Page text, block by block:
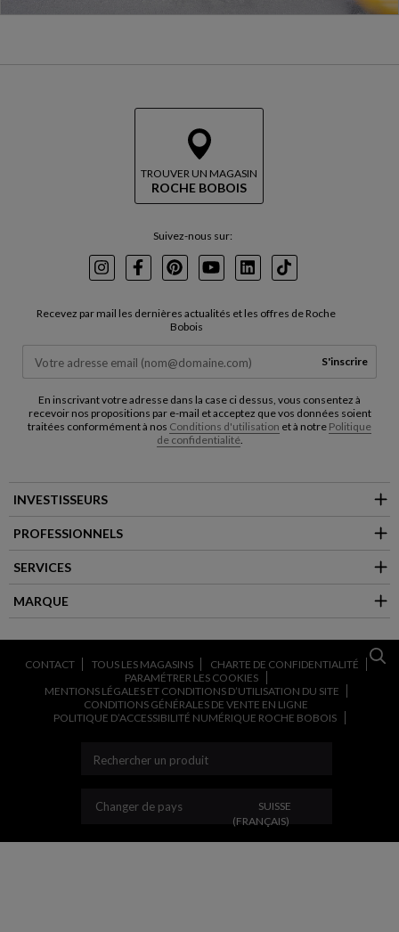
TROUVER UN MAGASIN
ROCHE BOBOIS
Suivez-nous sur:
InstagramFacebookPinterest
YoutubeLinkedInTikTok
Recevez par mail les dernières actualités et les offres de Roche
Bobois
S'inscrire
En inscrivant votre adresse dans la case ci dessus, vous consentez à
recevoir nos propositions par e-mail et acceptez que vos données soient
traitées conformément à nos Conditions d'utilisation et à notre Politique
de confidentialité.
INVESTISSEURS
PROFESSIONNELS
SERVICES
MARQUE
CONTACT TOUS LES MAGASINS
CHARTE DE CONFIDENTIALITÉ
PARAMÉTRER LES COOKIES
MENTIONS LÉGALES ET CONDITIONS D’UTILISATION DU SITE
CONDITIONS GÉNÉRALES DE VENTE EN LIGNE
POLITIQUE D’ACCESSIBILITÉ NUMÉRIQUE ROCHE BOBOIS
Changer de pays CHANGER DE PAYS
SUISSE
(FRANÇAIS)